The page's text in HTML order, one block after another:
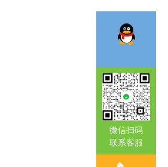
微信扫码
联系客服